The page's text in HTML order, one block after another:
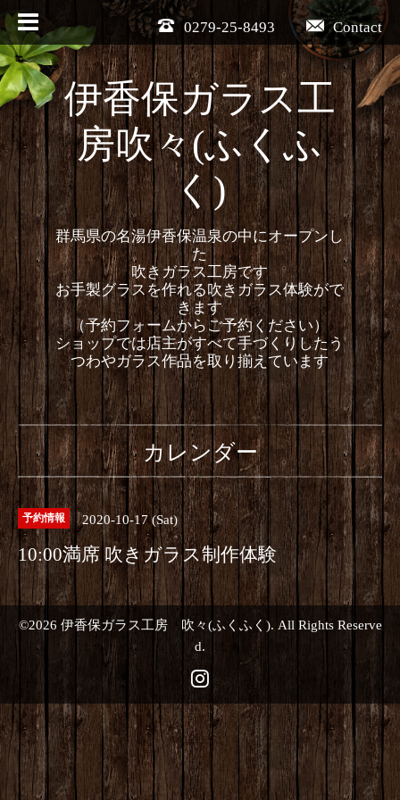
Contact
0279-25-8493
伊香保ガラス工
房吹々(ふくふ
く)
群馬県の名湯伊香保温泉の中にオープンし
た
吹きガラス工房です
お手製グラスを作れる吹きガラス体験がで
きます
（予約フォームからご予約ください）
ショップでは店主がすべて手づくりしたう
つわやガラス作品を取り揃えています
カレンダー
予約情報 2020-10-17 (Sat)
10:00満席 吹きガラス制作体験
©2026 伊香保ガラス工房 吹々(ふくふく). All Rights Reserve
d.